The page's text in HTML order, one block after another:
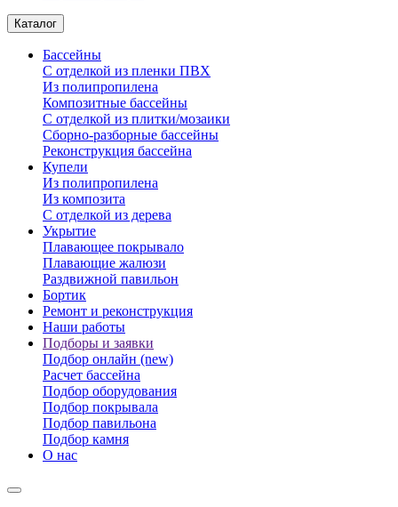
Каталог
Бассейны
С отделкой из пленки ПВХ
Из полипропилена
Композитные бассейны
С отделкой из плитки/мозаики
Сборно-разборные бассейны
Реконструкция бассейна
Купели
Из полипропилена
Из композита
С отделкой из дерева
Укрытие
Плавающее покрывало
Плавающие жалюзи
Раздвижной павильон
Бортик
Ремонт и реконструкция
Наши работы
Подборы и заявки
Подбор онлайн (new)
Расчет бассейна
Подбор оборудования
Подбор покрывала
Подбор павильона
Подбор камня
О нас